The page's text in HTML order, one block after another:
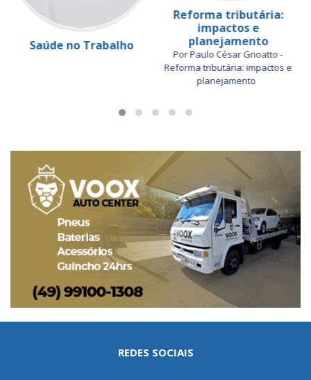
Saúde no Trabalho
Reforma tributária:
impactos e
planejamento
Por Paulo César Gnoatto -
Reforma tributária: impactos e
planejamento
REDES SOCIAIS